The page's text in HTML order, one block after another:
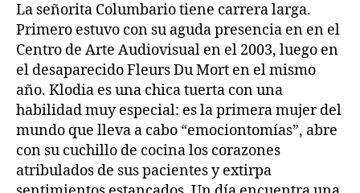
La señorita Columbario tiene carrera larga.
Primero estuvo con su aguda presencia en en el
Centro de Arte Audiovisual en el 2003, luego en
el desaparecido Fleurs Du Mort en el mismo
año. Klodia es una chica tuerta con una
habilidad muy especial: es la primera mujer del
mundo que lleva a cabo “emociontomías”, abre
con su cuchillo de cocina los corazones
atribulados de sus pacientes y extirpa